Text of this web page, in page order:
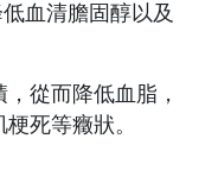
血清膽固醇以及
從而降低血脂，
死等癥狀。